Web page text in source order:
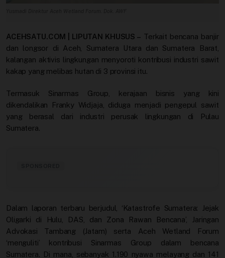
ACEHSATU.COM | LIPUTAN KHUSUS – Terkait bencana banjir
dan longsor di Aceh, Sumatera Utara dan Sumatera Barat,
kalangan aktivis lingkungan menyoroti kontribusi industri sawit
kakap yang melibas hutan di 3 provinsi itu.
Termasuk Sinarmas Group, kerajaan bisnis yang kini
dikendalikan Franky Widjaja, diduga menjadi pengepul sawit
yang berasal dari industri perusak lingkungan di Pulau
Sumatera.
Dalam laporan terbaru berjudul, ‘Katastrofe Sumatera: Jejak
Oligarki di Hulu, DAS, dan Zona Rawan Bencana’, Jaringan
Advokasi Tambang (Jatam) serta Aceh Wetland Forum
‘menguliti’ kontribusi Sinarmas Group dalam bencana
Sumatera. Di mana, sebanyak 1.190 nyawa melayang dan 141